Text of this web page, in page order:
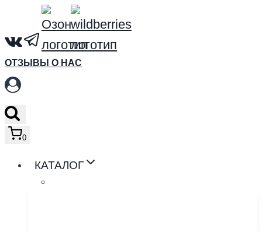
Перейти
содержимому
ОТЗЫВЫ О НАС
0
КАТАЛОГ